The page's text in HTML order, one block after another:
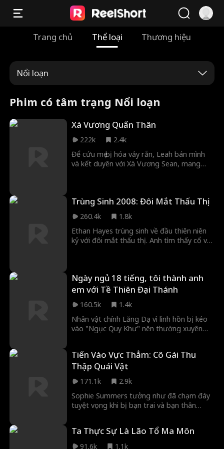
Trang chủ Thể loại Thương hiệu
Nổi loạn
Phim có tâm trạng Nổi loạn
Xà Vương Quấn Thân
222k
2.4k
Để cứu mẹ bị hóa vảy rắn, Leah bán mình
và kết duyên với Xà Vương Sean, mang
thời quay lại cứu nàng, nhận ra cô là con
gái ân nhân thất lạc.
Trùng Sinh 2008: Đôi Mắt Thấu Thị
260.4k
1.8k
Ethan Hayes trùng sinh về đầu thiên niên
kỷ với đôi mắt thấu thị. Anh tìm thấy cổ vật
lạc.
Ngày ngủ 18 tiếng, tôi thành anh
em với Tề Thiên Đại Thánh
160.5k
1.4k
Nhân vật chính Lăng Dạ vì linh hồn bị kéo
vào "Ngục Quy Khư" nên thường xuyên
đồng, Tề Thiên Đại Thánh Tôn Ngộ Không
đang bị giam giữ nhận ra cậu chính là
cơn buồn ngủ, Lăng Dạ đã thỏa thuận với
Tôn Ngộ Không, cậu giúp ngài tìm lại gậy
như Ý, từ đó mượn sức mạnh của Đại
mạnh của gậy Như Ý, từ đó bị "Cục Điều
tra sự kiện dị thường" thu nạp, Lăng Dạ
Tiến Vào Vực Thẳm: Cô Gái Thu
Thập Quái Vật
171.1k
2.9k
Sophie Summers tưởng như đã chạm đáy
tuyệt vọng khi bị bạn trai và bạn thân
phó bản tử thần, nơi sống sót cũng là điều
xa xỉ. Nhưng Sophie không chỉ sinh tồn. Cô
Ta Thực Sự Là Lão Tổ Ma Môn
91.6k
1.1k